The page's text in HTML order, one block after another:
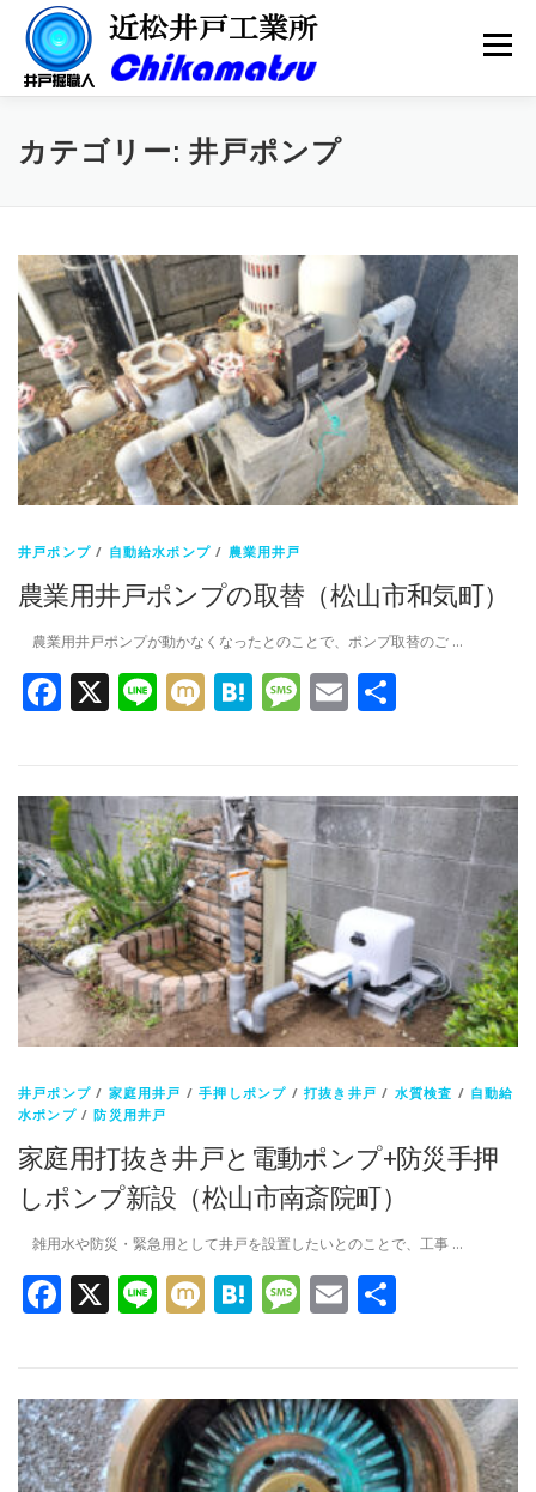
メニュー
会社案内 井戸掘り 井戸メンテナンス
カテゴリー: 井戸ポンプ
井戸ポンプ / 自動給水ポンプ / 農業用井戸
農業用井戸ポンプの取替（松山市和気町）
農業用井戸ポンプが動かなくなったとのことで、ポンプ取替のご …
Facebook
X LineMixiHatena
Message
Email
井戸ポンプ / 家庭用井戸 /手押しポンプ /打抜き井戸 / 水質検査 / 自動給
水ポンプ/防災用井戸
家庭用打抜き井戸と電動ポンプ+防災手押
しポンプ新設（松山市南斎院町）
雑用水や防災・緊急用として井戸を設置したいとのことで、工事 …
Facebook
X LineMixiHatena
Message
Email